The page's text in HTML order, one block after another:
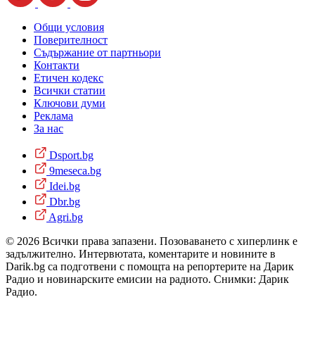
Общи условия
Поверителност
Съдържание от партньори
Контакти
Етичен кодекс
Всички статии
Ключови думи
Реклама
За нас
Dsport.bg
9meseca.bg
Idei.bg
Dbr.bg
Agri.bg
© 2026 Всички права запазени. Позоваването с хиперлинк е
задължително. Интервютата, коментарите и новините в
Darik.bg са подготвени с помощта на репортерите на Дарик
Радио и новинарските емисии на радиото. Снимки: Дарик
Радио.